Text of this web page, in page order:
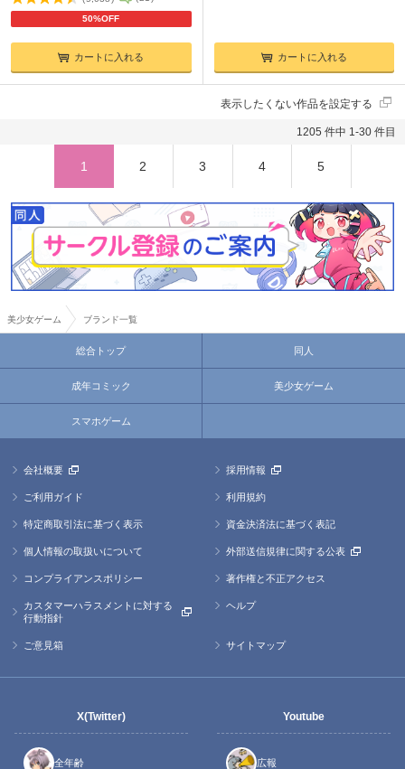
50%OFF
カートに入れる カートに入れる
表示したくない作品を設定する
1205 件中 1-30 件目
1 2 3 4 5
美少女ゲーム ブランド一覧
総合トップ 同人
成年コミック 美少女ゲーム
スマホゲーム
会社概要 採用情報
ご利用ガイド 利用規約
特定商取引法に基づく表示 資金決済法に基づく表記
個人情報の取扱いについて 外部送信規律に関する公表
コンプライアンスポリシー 著作権と不正アクセス
カスタマーハラスメントに対する
行動指針
ヘルプ
ご意見箱 サイトマップ
X(Twitter)
全年齢
Youtube
広報